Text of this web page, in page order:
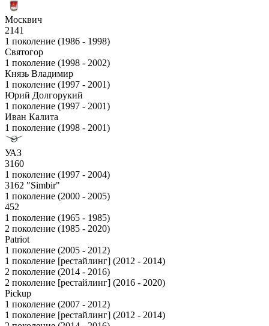
Москвич
2141
1 поколение (1986 - 1998)
Святогор
1 поколение (1998 - 2002)
Князь Владимир
1 поколение (1997 - 2001)
Юрий Долгорукий
1 поколение (1997 - 2001)
Иван Калита
1 поколение (1998 - 2001)
УАЗ
3160
1 поколение (1997 - 2004)
3162 "Simbir"
1 поколение (2000 - 2005)
452
1 поколение (1965 - 1985)
2 поколение (1985 - 2020)
Patriot
1 поколение (2005 - 2012)
1 поколение [рестайлинг] (2012 - 2014)
2 поколение (2014 - 2016)
2 поколение [рестайлинг] (2016 - 2020)
Pickup
1 поколение (2007 - 2012)
1 поколение [рестайлинг] (2012 - 2014)